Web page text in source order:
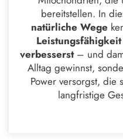
bereitstellen. In
natürliche Wege
verbesserst– und
Alltag gewinnst,
Power versorgst, die
langfristige